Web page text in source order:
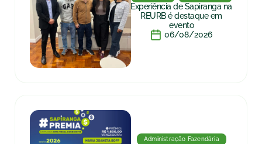
Experiência de Sapiranga na
REURB é destaque em
evento
06/08/2026
Administração Fazendária